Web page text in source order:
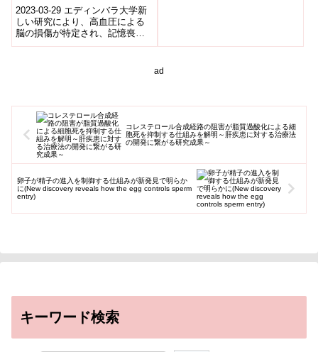
loss and dementia)
2023-03-29 エディンバラ大学新
しい研究により、高血圧による
脳の損傷が特定され、記憶喪
失、思考力低下、認知症の原因
ad
コレステロール合成経路の阻害が脂質過酸化による細
胞死を抑制する仕組みを解明～肝疾患に対する治療法
の開発に繋がる研究成果～
卵子が精子の進入を制御する仕組みが新発見で明らか
に(New discovery reveals how the egg controls sperm
entry)
キーワード検索